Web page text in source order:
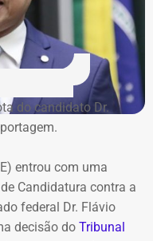
a recuperação
de permitir a
os
responsáveis pela
especial firmado
do candidato Dr.
entrou com uma
Candidatura contra a
federal Dr. Flávio
decisão do Tribunal